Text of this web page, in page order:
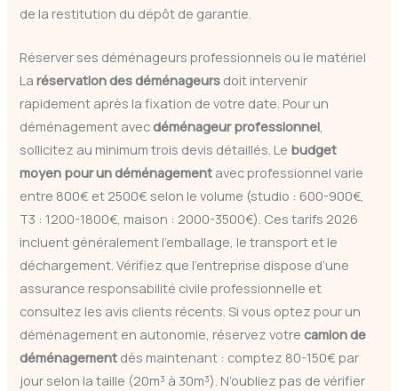
de la restitution du dépôt de garantie.
Réserver ses déménageurs professionnels ou le matériel
Laréservation des déménageurs doit intervenir
rapidement après la fixation de votre date. Pour un
déménagement avecdéménageur professionnel,
sollicitez au minimum trois devis détaillés. Le budget
moyen pour un déménagement avec professionnel varie
entre 800€ et 2500€ selon le volume (studio : 600-900€,
T3 : 1200-1800€, maison : 2000-3500€). Ces tarifs 2026
incluent généralement l’emballage, le transport et le
déchargement. Vérifiez que l’entreprise dispose d’une
assurance responsabilité civile professionnelle et
consultez les avis clients récents. Si vous optez pour un
déménagement en autonomie, réservez votrecamion de
déménagement dès maintenant : comptez 80-150€ par
jour selon la taille (20m³ à 30m³). N’oubliez pas de vérifier